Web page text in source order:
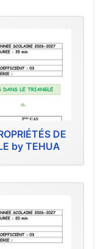
DE
by TEHUA